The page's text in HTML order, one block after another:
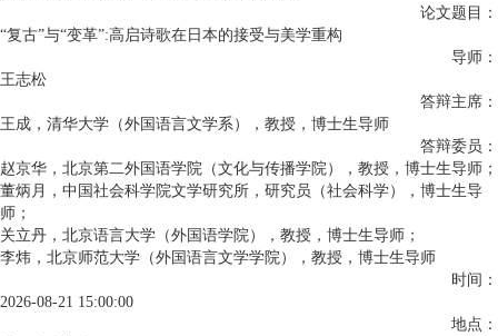
论文题目：
“复古”与“变革”:高启诗歌在日本的接受与美学重构
导师：
王志松
答辩主席：
王成，清华大学（外国语言文学系），教授，博士生导师
答辩委员：
赵京华，北京第二外国语学院（文化与传播学院），教授，博士生导师；
董炳月，中国社会科学院文学研究所，研究员（社会科学），博士生导
师；
关立丹，北京语言大学（外国语学院），教授，博士生导师；
李炜，北京师范大学（外国语言文学学院），教授，博士生导师
时间：
2026-08-21 15:00:00
地点：